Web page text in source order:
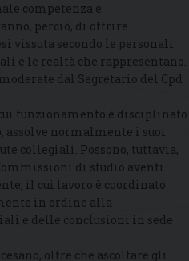
competenza e
perciò, di offrire
vissuta secondo le personali
e le realtà che rappresentano.
dal Segretario del Cpd
funzionamento è disciplinato
assolve normalmente i suoi
collegiali. Possono, tuttavia,
di studio aventi
il cui lavoro è coordinato
in ordine alla
e delle conclusioni in sede
oltre che ascoltare gli